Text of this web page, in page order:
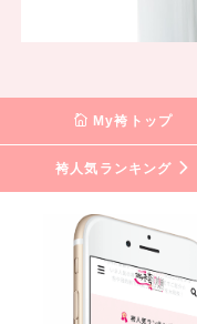
My袴トップ
袴人気ランキング